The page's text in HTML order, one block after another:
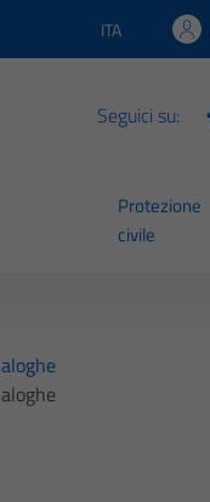
Lingua attiva:
ITA
Seguici su:
Protezione
civile